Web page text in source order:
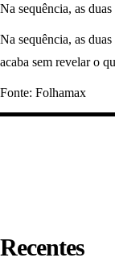
Na sequência, as
Na sequência, as
acaba sem revelar o
Fonte: Folhamax
Recentes